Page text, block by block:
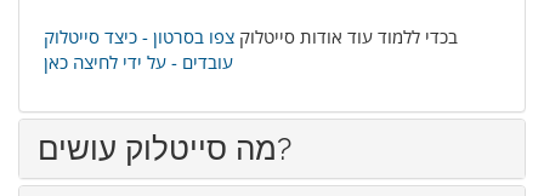
בכדי ללמוד עוד אודות סייטלוק צפו בסרטון - כיצד סייטלוק
עובדים - על ידי לחיצה כאן
מה סייטלוק עושים?